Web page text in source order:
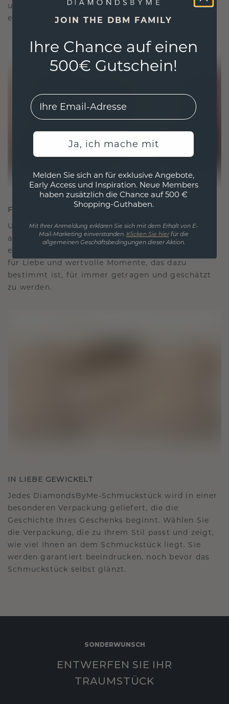
und stellen so sicher, dass Ihr Schmuck ebenso
ethisch wie exquisit ist.
FÜR VERBINDUNGEN GESCHAFFEN
Unsere Designphilosophie ist auf Verbindung
ausgelegt, wobei jedes Stück so gestaltet ist, dass
es die Zeit überdauert. Es wird zu Ihrem Symbol
für Liebe und wertvolle Momente, das dazu
bestimmt ist, für immer getragen und geschätzt
zu werden.
IN LIEBE GEWICKELT
Jedes DiamondsByMe-Schmuckstück wird in einer
besonderen Verpackung geliefert, die die
Geschichte Ihres Geschenks beginnt. Wählen Sie
die Verpackung, die zu Ihrem Stil passt und zeigt,
wie viel Ihnen an dem Schmuckstück liegt. Sie
werden garantiert beeindrucken, noch bevor das
Schmuckstück selbst glänzt.
SONDERWUNSCH
ENTWERFEN SIE IHR
TRAUMSTÜCK
JOIN THE DBM FAMILY
Ihre Chance auf einen
500€ Gutschein!
EMail
Ja, ich mache mit
Melden Sie sich an für exklusive Angebote,
Early Access und Inspiration. Neue Members
haben zusätzlich die Chance auf 500 €
Shopping-Guthaben.
Mit Ihrer Anmeldung erklären Sie sich mit dem Erhalt von E-
Mail-Marketing einverstanden. Klicken Sie hierfür die
allgemeinen Geschäftsbedingungen dieser Aktion.